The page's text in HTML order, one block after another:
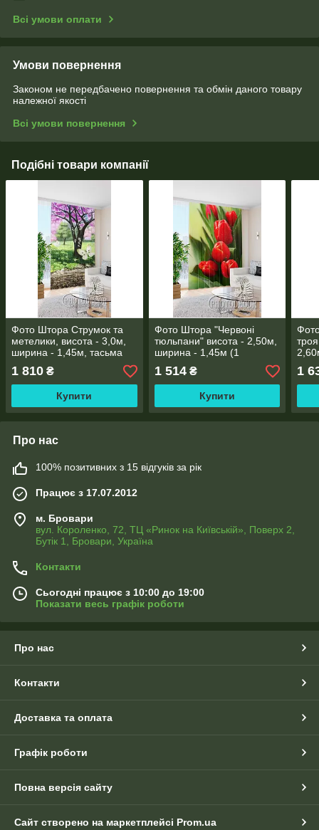
Всі умови оплати
Умови повернення
Законом не передбачено повернення та обмін даного товару
належної якості
Всі умови повернення
Подібні товари компанії
Фото Штора Струмок та
метелики, висота - 3,0м,
ширина - 1,45м, тасьма
1 810 ₴
Купити
Фото Штора "Червоні
тюльпани" висота - 2,50м,
ширина - 1,45м (1
1 514₴
Купити
1
Про нас
100% позитивних з 15 відгуків за рік
Працює з 17.07.2012
м. Бровари
вул. Короленко, 72, ТЦ «Ринок на Київській», Поверх 2,
Бутік 1, Бровари, Україна
Контакти
Сьогодні працює з 10:00 до 19:00
Показати весь графік роботи
Про нас
Контакти
Доставка та оплата
Графік роботи
Повна версія сайту
Сайт створено на маркетплейсі Prom.ua